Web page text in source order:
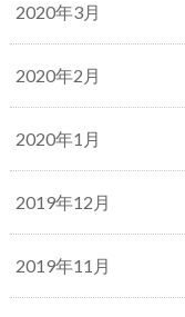
2020年3月
2020年2月
2020年1月
2019年12月
2019年11月